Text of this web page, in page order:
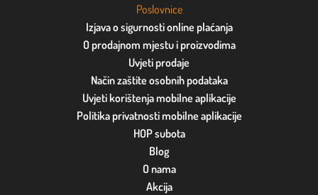
Poslovnice
Izjava o sigurnosti online plaćanja
O prodajnom mjestu i proizvodima
Uvjeti prodaje
Način zaštite osobnih podataka
Uvjeti korištenja mobilne aplikacije
Politika privatnosti mobilne aplikacije
HOP subota
Blog
O nama
Akcija